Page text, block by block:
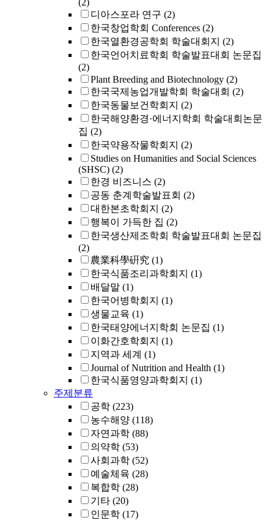
(2)
디아스포라 연구 (2)
한국창업학회 Conferences (2)
한국열환경공학회 학술대회지 (2)
한국언어치료학회 학술발표대회 논문집
(2)
Plant Breeding and Biotechnology (2)
한국국제농업개발학회 학술대회 (2)
한국동물보건학회지 (2)
한국해양환경·에너지학회 학술대회논문
집 (2)
한국약용작물학회지 (2)
Studies on Humanities and Social Sciences
(SHSC) (2)
한경 비즈니스 (2)
공동 춘계학술발표회 (2)
대한본초학회지 (2)
행복이 가득한 집 (2)
한국생산제조학회 학술발표대회 논문집
(2)
農業科學硏究 (1)
한국식품조리과학회지 (1)
배달말 (1)
한국어병학회지 (1)
생물교육 (1)
한국태양에너지학회 논문집 (1)
이화간호학회지 (1)
지역과 세계 (1)
Journal of Nutrition and Health (1)
한국식품영양과학회지 (1)
주제분류
공학 (223)
농수해양 (118)
자연과학 (88)
의약학 (53)
사회과학 (52)
예술체육 (28)
복합학 (28)
기타 (20)
인문학 (17)